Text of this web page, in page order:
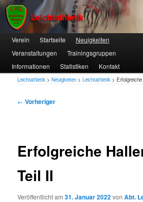
Leichtathletik
1. VfL FORTUNA Marzahn e.V.
Hauptmenü
Zum
primären
Inhalt
springen
Verein Startseite
Neuigkeiten
Veranstaltungen
Trainingsgruppen
Informationen
Statistiken Kontakt
Leichtathletik >Neuigkeiten >Leichtathletik >
Beitragsnavigation
← Vorheriger
Erfolgreiche
Teil II
Veröffentlicht am31. Januar 2022vonAbt.